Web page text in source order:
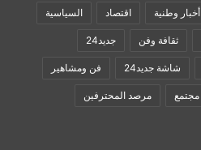
أخبار وطنية اقتصاد السياسية
ثقافة وفن جديد24
شاشة جديد24 فن ومشاهير
مجتمع مرصد المحترفين